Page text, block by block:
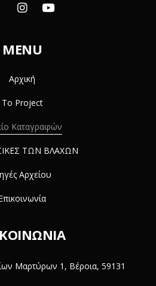
MENU
Αρχική
Το Project
Καταγραφών
ΤΩΝ ΒΛΑΧΩΝ
Αρχείου
Μαρτύρων 1, Βέροια, 59131